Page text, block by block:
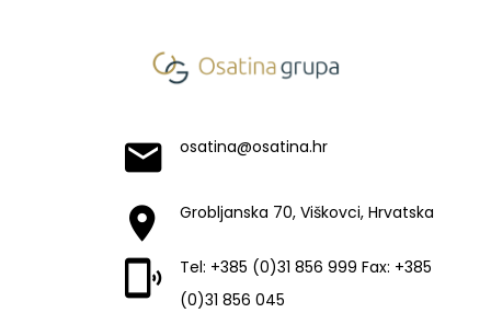
osatina@osatina.hr
Grobljanska 70, Viškovci, Hrvatska
Tel: +385 (0)31 856 999 Fax: +385
(0)31 856 045